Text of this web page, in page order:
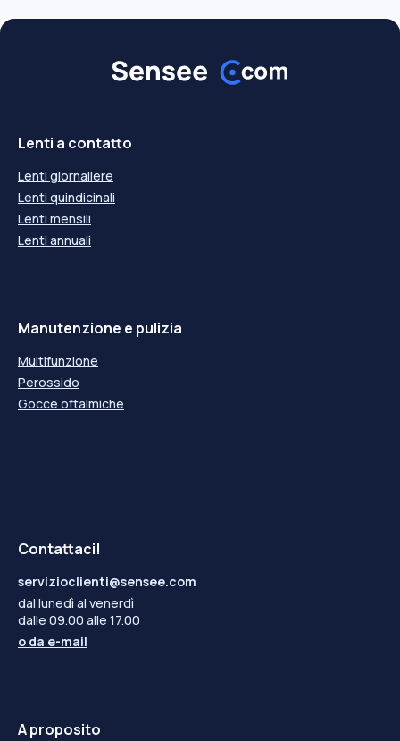
Lenti a contatto
Lenti giornaliere
Lenti quindicinali
Lenti mensili
Lenti annuali
Manutenzione e pulizia
Multifunzione
Perossido
Gocce oftalmiche
Contattaci!
servizioclienti@sensee.com
dal lunedì al venerdì
dalle 09.00 alle 17.00
o da e-mail
A proposito